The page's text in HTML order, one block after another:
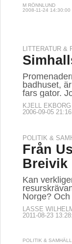
M RÖNNLUND
2008-11-24 14:30:00
LITTERATUR &
badhuset,
fars gator.
KJELL EKBORG
2006-09-05
POLITIK &
Från
Breivik
Kan
Norge?
LASSE
2011-08-23
POLITIK &